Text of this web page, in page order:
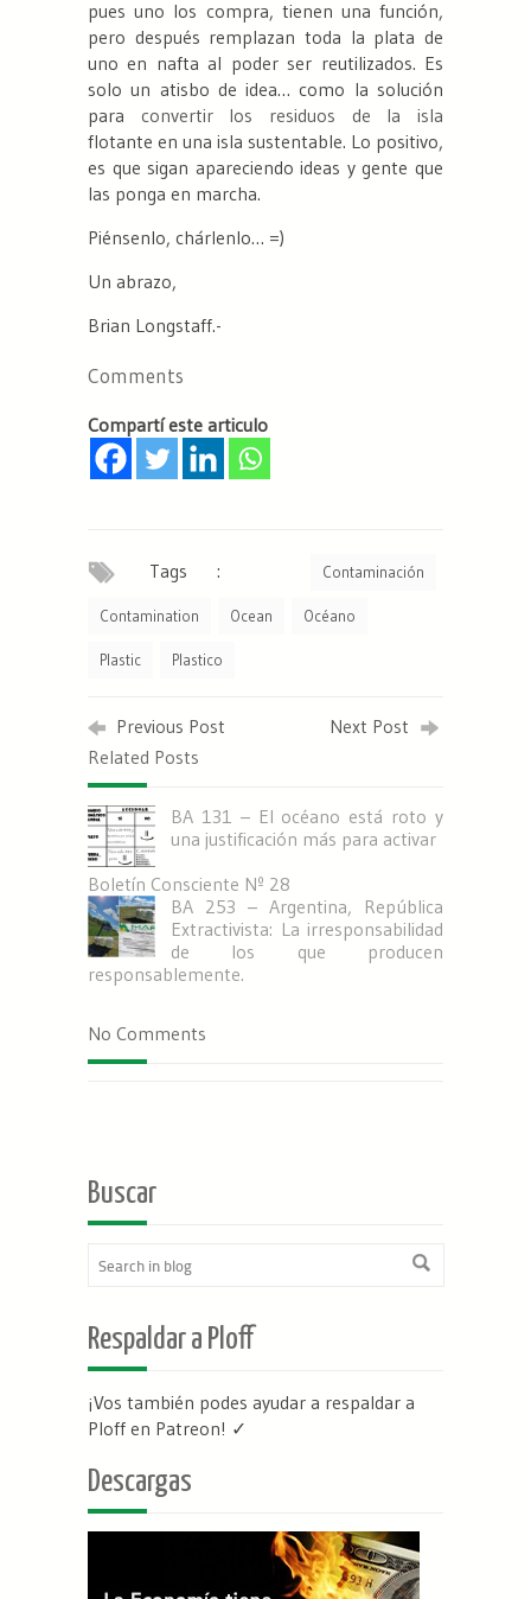
pues uno los compra, tienen una función,
pero después remplazan toda la plata de
uno en nafta al poder ser reutilizados. Es
solo un atisbo de idea… como la solución
para convertir los residuos de la isla
flotante en una isla sustentable. Lo positivo,
es que sigan apareciendo ideas y gente que
las ponga en marcha.
Piénsenlo, chárlenlo… =)
Un abrazo,
Brian Longstaff.-
Comments
Compartí este articulo
Tags : Contaminación
Contamination Ocean Océano
Plastic Plastico
Previous Post
Next Post
Related Posts
BA 131 – El océano está roto y
una justificación más para activar
Boletín Consciente Nº 28
BA 253 – Argentina, República
Extractivista: La irresponsabilidad
de los que producen
responsablemente.
No Comments
Buscar
Respaldar a Ploff
¡Vos también podes ayudar a respaldar a
Ploff en Patreon! ✓
Descargas